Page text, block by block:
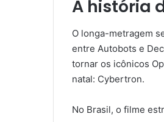
A história
O longa-metragem
entre Autobots e
tornar os icônicos
natal: Cybertron.
No Brasil, o filme